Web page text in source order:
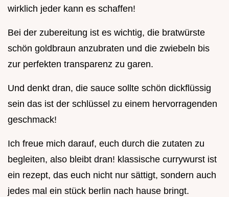
wirklich jeder kann es schaffen!
Bei der zubereitung ist es wichtig, die bratwürste
schön goldbraun anzubraten und die zwiebeln bis
zur perfekten transparenz zu garen.
Und denkt dran, die sauce sollte schön dickflüssig
sein das ist der schlüssel zu einem hervorragenden
geschmack!
Ich freue mich darauf, euch durch die zutaten zu
begleiten, also bleibt dran! klassische currywurst ist
ein rezept, das euch nicht nur sättigt, sondern auch
jedes mal ein stück berlin nach hause bringt.